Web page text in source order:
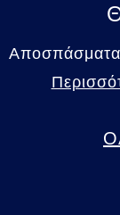
Αποσπάσματα